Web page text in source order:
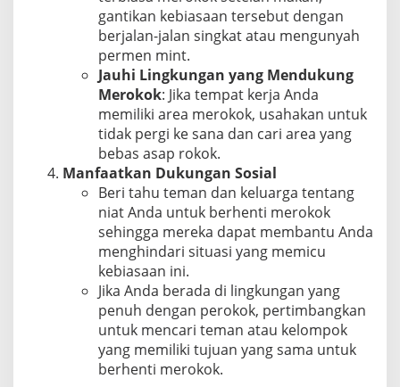
gantikan kebiasaan tersebut dengan
berjalan-jalan singkat atau mengunyah
permen mint.
Jauhi Lingkungan yang Mendukung
Merokok: Jika tempat kerja Anda
memiliki area merokok, usahakan untuk
tidak pergi ke sana dan cari area yang
bebas asap rokok.
Manfaatkan Dukungan Sosial
Beri tahu teman dan keluarga tentang
niat Anda untuk berhenti merokok
sehingga mereka dapat membantu Anda
menghindari situasi yang memicu
kebiasaan ini.
Jika Anda berada di lingkungan yang
penuh dengan perokok, pertimbangkan
untuk mencari teman atau kelompok
yang memiliki tujuan yang sama untuk
berhenti merokok.